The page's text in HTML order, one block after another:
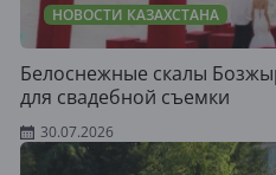
НОВОСТИ КАЗАХСТАНА
Белоснежные скалы
для свадебной съемки
30.07.2026